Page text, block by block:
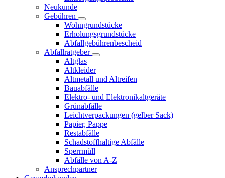
Neukunde
Gebühren
Wohngrundstücke
Erholungsgrundstücke
Abfallgebührenbescheid
Abfallratgeber
Altglas
Altkleider
Altmetall und Altreifen
Bauabfälle
Elektro- und Elektronikaltgeräte
Grünabfälle
Leichtverpackungen (gelber Sack)
Papier, Pappe
Restabfälle
Schadstoffhaltige Abfälle
Sperrmüll
Abfälle von A-Z
Ansprechpartner